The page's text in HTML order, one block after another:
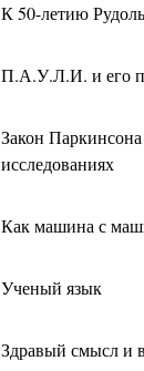
К 50-летию
П.А.У.Л.И. и его
Закон
исследованиях
Как машина с
Ученый язык
Здравый смысл и